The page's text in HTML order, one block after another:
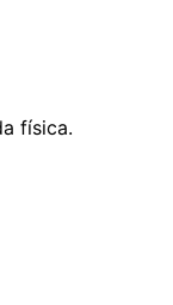
física.